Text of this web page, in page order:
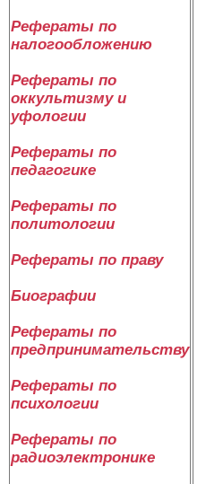
Рефераты по
налогообложению
Рефераты по
оккультизму и
уфологии
Рефераты по
педагогике
Рефераты по
политологии
Рефераты по праву
Биографии
Рефераты по
предпринимательству
Рефераты по
психологии
Рефераты по
радиоэлектронике